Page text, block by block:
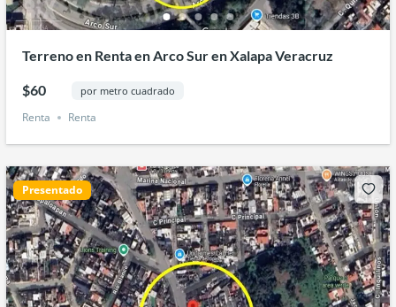
Terreno en Renta en Arco Sur en Xalapa Veracruz
$60 por metro cuadrado
Renta Renta
Presentado